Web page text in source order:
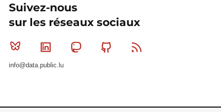
Suivez-nous
sur les réseaux sociaux
Bluesky Linkedin MastodonGithub
info@data.public.lu